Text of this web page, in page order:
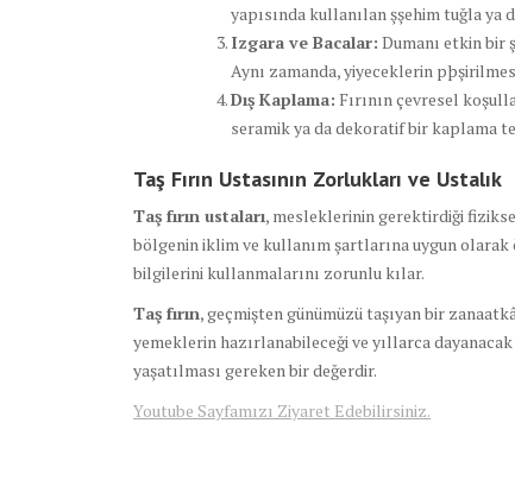
yapısında kullanılan şşehim tuğla ya
Izgara ve Bacalar: Dumanı etkin bir
Aynı zamanda, yiyeceklerin
Dış Kaplama: Fırının çevresel
seramik ya da dekoratif bir kaplama
Taş Fırın Ustasının Zorlukları ve Ustalık
Taş fırın ustaları, mesleklerinin gerektirdiği
bölgenin iklim ve kullanım şartlarına uygun
bilgilerini kullanmalarını zorunlu kılar.
Taş fırın, geçmişten günümüzü taşıyan bir
yemeklerin hazırlanabileceği ve yıllarca
yaşatılması gereken bir değerdir.
Youtube Sayfamızı Ziyaret Edebilirsiniz.